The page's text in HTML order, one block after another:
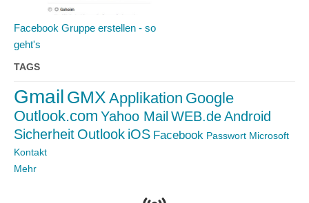
Facebook Gruppe erstellen - so
geht's
TAGS
Gmail GMX Applikation Google
Outlook.com Yahoo Mail WEB.deAndroid
Sicherheit Outlook iOS Facebook Passwort Microsoft
Kontakt
Mehr